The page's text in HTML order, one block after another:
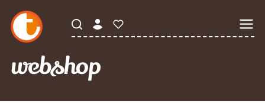
webshop